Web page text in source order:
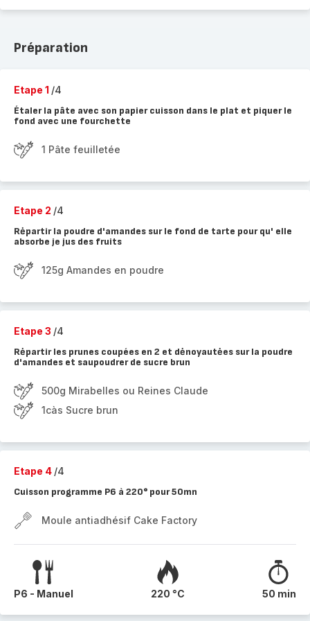
Préparation
Etape 1 /4
Étaler la pâte avec son papier cuisson dans le plat et piquer le
fond avec une fourchette
1 Pâte feuilletée
Etape 2 /4
Rėpartir la poudre d'amandes sur le fond de tarte pour qu' elle
absorbe je jus des fruits
125g Amandes en poudre
Etape 3 /4
Rėpartir les prunes coupées en 2 et dėnoyautėes sur la poudre
d'amandes et saupoudrer de sucre brun
500g Mirabelles ou Reines Claude
1càs Sucre brun
Etape 4 /4
Cuisson programme P6 à 220° pour 50mn
Moule antiadhésif Cake Factory
P6 - Manuel 220 °C 50 min